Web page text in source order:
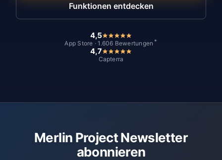
Funktionen entdecken
4,5
App Store · 1.606 Bewertungen *
4,7
Capterra
Merlin Project Newsletter
abonnieren